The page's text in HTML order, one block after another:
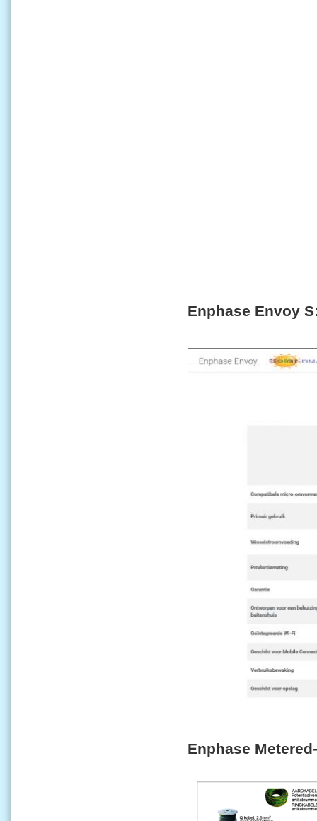
Enphase Envoy
Enphase